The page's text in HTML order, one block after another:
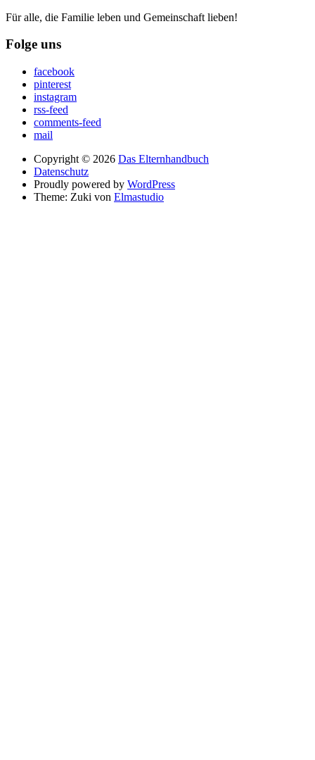
Für alle, die Familie leben und Gemeinschaft lieben!
Folge uns
facebook
pinterest
instagram
rss-feed
comments-feed
mail
Copyright © 2026 Das Elternhandbuch
Datenschutz
Proudly powered by WordPress
Theme: Zuki von Elmastudio